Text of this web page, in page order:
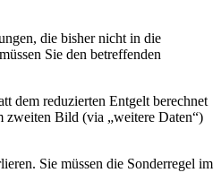
die bisher nicht in die
Sie den betreffenden
dem reduzierten Entgelt berechnet
zweiten Bild (via „weitere Daten“)
Sie müssen die Sonderregel im